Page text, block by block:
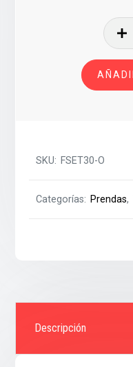
SKU: FSET30-O
Categorías: Prendas,
Descripción